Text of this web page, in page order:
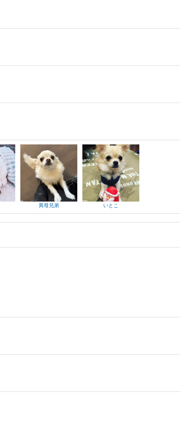
異母兄弟 いとこ